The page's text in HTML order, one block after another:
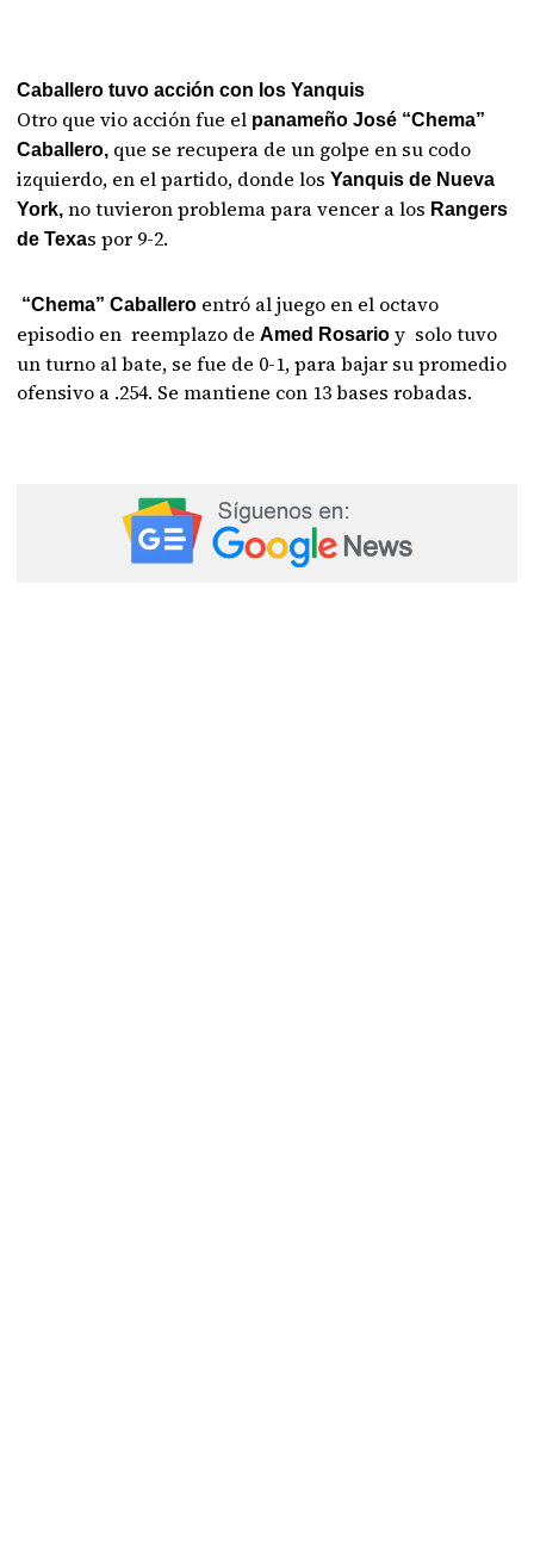
Caballero tuvo acción con los Yanquis
Otro que vio acción fue el panameño José “Chema”
Caballero, que se recupera de un golpe en su codo
izquierdo, en el partido, donde losYanquis de Nueva
York,no tuvieron problema para vencer a los Rangers
de Texas por 9-2.
“Chema” Caballero entró al juego en el octavo
episodio en reemplazo deAmed Rosario y solo tuvo
un turno al bate, se fue de 0-1, para bajar su promedio
ofensivo a .254. Se mantiene con 13 bases robadas.